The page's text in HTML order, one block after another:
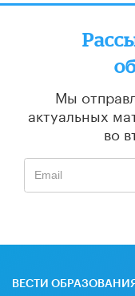
Мы
актуальных
во
ВЕСТИ ОБРАЗОВАНИЯ